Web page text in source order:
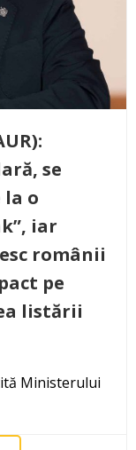
se
la o
iar
românii
pe
listării
Ministerului